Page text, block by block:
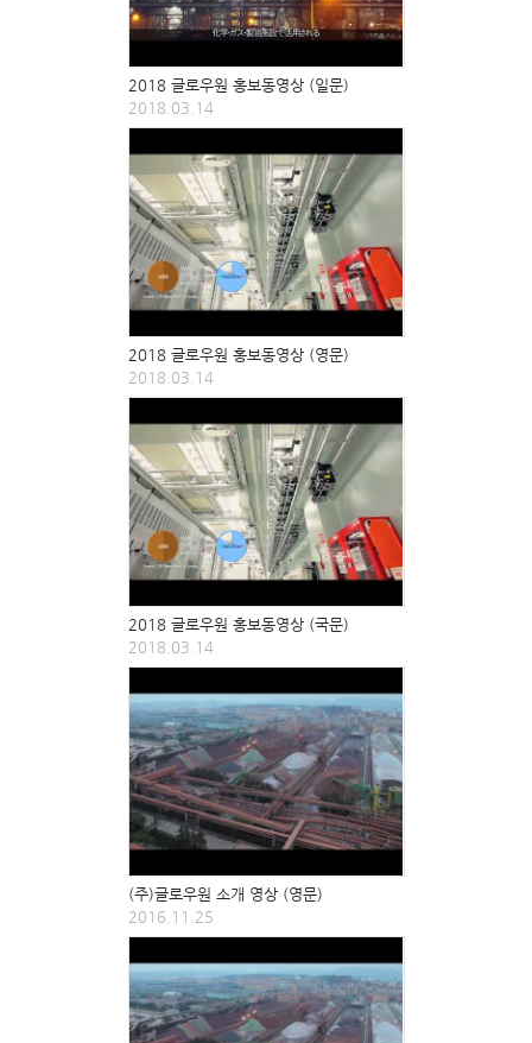
2018 글로우원 홍보동영상 (일문)
2018.03.14
2018 글로우원 홍보동영상 (영문)
2018.03.14
2018 글로우원 홍보동영상 (국문)
2018.03.14
(주)글로우원 소개 영상 (영문)
2016.11.25